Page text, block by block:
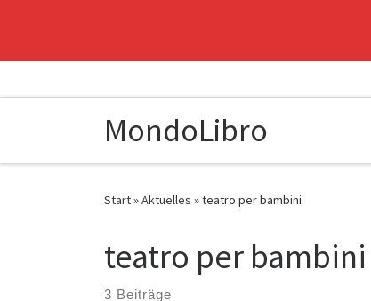
MondoLibro
Start»Aktuelles »teatro per bambini
teatro per bambini
3 Beiträge